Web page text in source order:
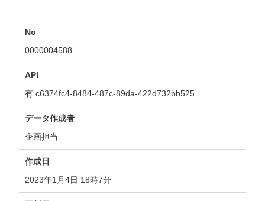
No
0000004588
API
有 c6374fc4-8484-487c-89da-422d732bb525
データ作成者
企画担当
作成日
2023年1月4日 18時7分